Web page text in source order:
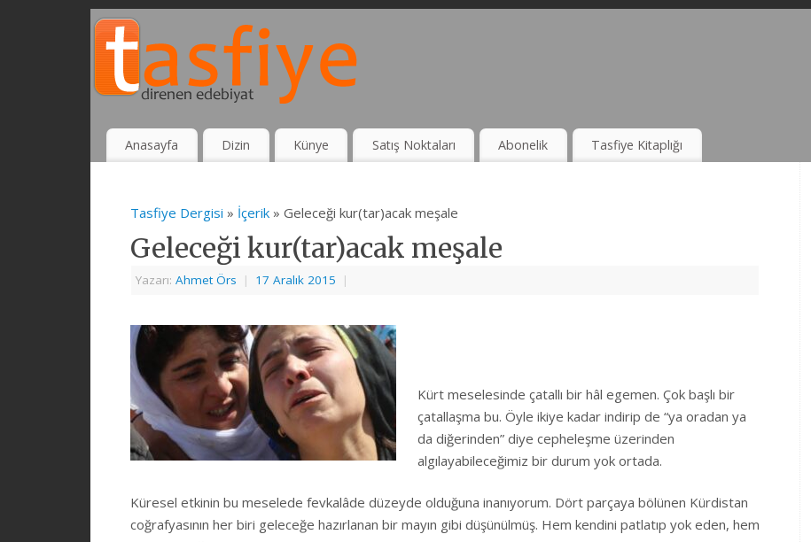
Anasayfa Dizin Künye Satış Noktaları Abonelik Tasfiye Kitaplığı
Tasfiye Dergisi » İçerik » Geleceği kur(tar)acak meşale
Geleceği kur(tar)acak meşale
Yazarı: Ahmet Örs | 17 Aralık 2015 |
Kürt meselesinde çatallı bir hâl egemen. Çok başlı bir
çatallaşma bu. Öyle ikiye kadar indirip de “ya oradan ya
da diğerinden” diye cepheleşme üzerinden
algılayabileceğimiz bir durum yok ortada.
Küresel etkinin bu meselede fevkalâde düzeyde olduğuna inanıyorum. Dört parçaya bölünen Kürdistan
coğrafyasının her biri geleceğe hazırlanan bir mayın gibi düşünülmüş. Hem kendini patlatıp yok eden, hem